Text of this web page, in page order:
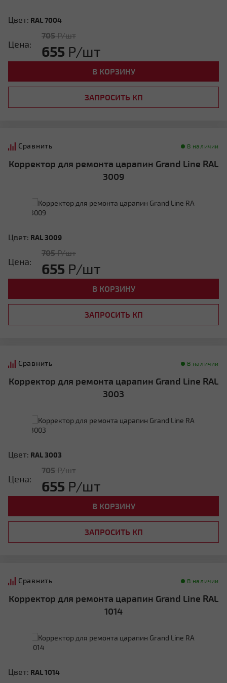
Цвет: RAL 7004
Цена:
705Р/шт
655 Р/шт
В КОРЗИНУ
ЗАПРОСИТЬ КП
Сравнить В наличии
Корректор для ремонта царапин Grand Line RAL
3009
Цвет: RAL 3009
Цена:
705Р/шт
655 Р/шт
В КОРЗИНУ
ЗАПРОСИТЬ КП
Сравнить В наличии
Корректор для ремонта царапин Grand Line RAL
3003
Цвет: RAL 3003
Цена:
705Р/шт
655 Р/шт
В КОРЗИНУ
ЗАПРОСИТЬ КП
Сравнить В наличии
Корректор для ремонта царапин Grand Line RAL
1014
Цвет: RAL 1014